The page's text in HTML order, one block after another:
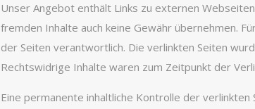
Unser Angebot enthält Links zu externen
fremden Inhalte auch keine Gewähr übernehmen.
der Seiten verantwortlich. Die verlinkten Seiten
Rechtswidrige Inhalte waren zum Zeitpunkt der
Eine permanente inhaltliche Kontrolle der